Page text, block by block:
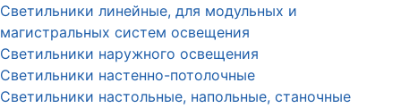
Светильники линейные, для модульных и
магистральных систем освещения
Светильники наружного освещения
Светильники настенно-потолочные
Светильники настольные, напольные, станочные